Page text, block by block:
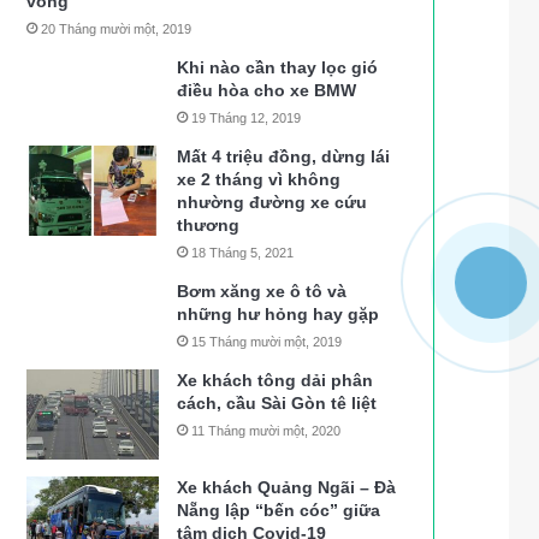
20 Tháng mười một, 2019
Khi nào cần thay lọc gió
điều hòa cho xe BMW
19 Tháng 12, 2019
Mất 4 triệu đồng, dừng lái
xe 2 tháng vì không
nhường đường xe cứu
thương
18 Tháng 5, 2021
Bơm xăng xe ô tô và
những hư hỏng hay gặp
15 Tháng mười một, 2019
Xe khách tông dải phân
cách, cầu Sài Gòn tê liệt
11 Tháng mười một, 2020
Xe khách Quảng Ngãi – Đà
Nẵng lập “bến cóc” giữa
tâm dịch Covid-19